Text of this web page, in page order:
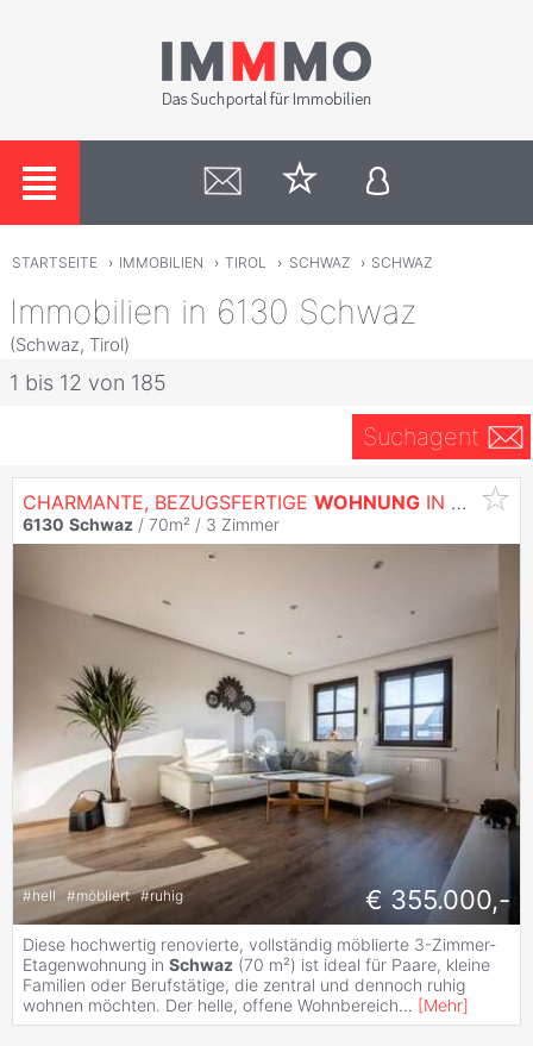
STARTSEITE › IMMOBILIEN › TIROL › SCHWAZ › SCHWAZ
Immobilien in 6130 Schwaz
(Schwaz, Tirol)
1 bis 12 von 185
Suchagent
CHARMANTE, BEZUGSFERTIGE WOHNUNG IN BESTER LAGE VON
6130 Schwaz / 70m² / 3 Zimmer
#hell #möbliert #ruhig € 355.000,-
Diese hochwertig renovierte, vollständig möblierte 3-Zimmer-
Etagenwohnung in Schwaz (70 m²) ist ideal für Paare, kleine
Familien oder Berufstätige, die zentral und dennoch ruhig
wohnen möchten. Der helle, offene Wohnbereich... [Mehr]